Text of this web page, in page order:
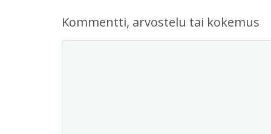
Kommentti, arvostelu tai kokemus